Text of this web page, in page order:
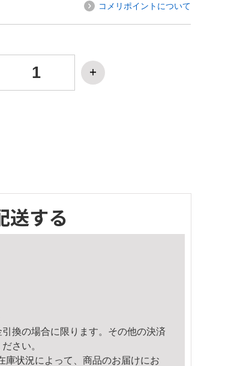
コメリポイントについて
送する
換の場合に限ります。その他の決済
さい。
状況によって、商品のお届けにお